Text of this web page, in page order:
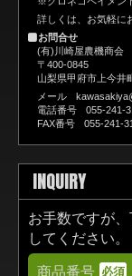
詳しくは、お気軽に
お問合せ
(有)川崎屋農機商会
〒400-0845
山梨県甲府市上今井
メール
電話番号
055-241-
FAX番号
055-241-
INQUIRY
お手数ですが
してください。
商品番号 必須